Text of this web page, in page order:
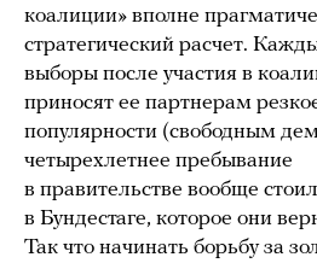
коалиции» вполне
стратегический расчет.
выборы после участия в
приносят ее партнерам
популярности (свободным
четырехлетнее пребывание
в правительстве вообще
в Бундестаге, которое они
Так что начинать борьбу за